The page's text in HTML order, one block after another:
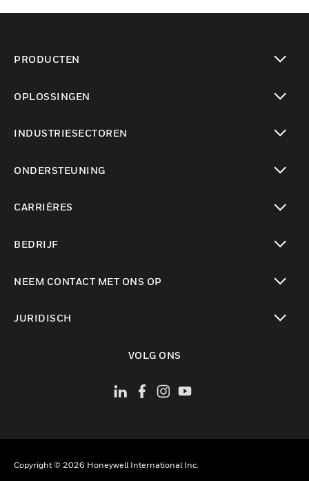
PRODUCTEN
OPLOSSINGEN
INDUSTRIESECTOREN
ONDERSTEUNING
CARRIÈRES
BEDRIJF
NEEM CONTACT MET ONS OP
JURIDISCH
VOLG ONS
Copyright © 2026 Honeywell International Inc.